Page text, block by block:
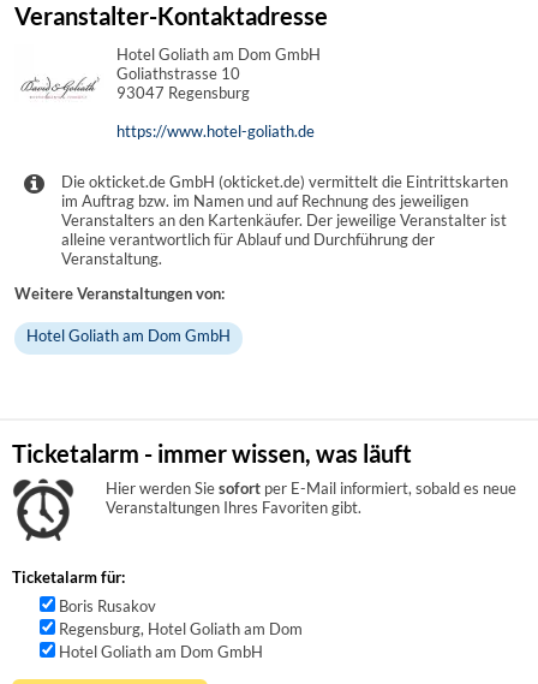
Veranstalter-Kontaktadresse
Hotel Goliath am Dom GmbH
Goliathstrasse 10
93047 Regensburg
https://www.hotel-goliath.de
Die okticket.de GmbH (okticket.de) vermittelt die Eintrittskarten
im Auftrag bzw. im Namen und auf Rechnung des jeweiligen
Veranstalters an den Kartenkäufer. Der jeweilige Veranstalter ist
alleine verantwortlich für Ablauf und Durchführung der
Veranstaltung.
Weitere Veranstaltungen von:
Hotel Goliath am Dom GmbH
Ticketalarm - immer wissen, was läuft
Hier werden Siesofort per E-Mail informiert, sobald es neue
Veranstaltungen Ihres Favoriten gibt.
Ticketalarm für:
Boris Rusakov
Regensburg, Hotel Goliath am Dom
Hotel Goliath am Dom GmbH